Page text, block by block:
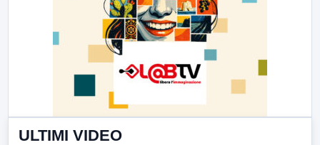
ULTIMI VIDEO